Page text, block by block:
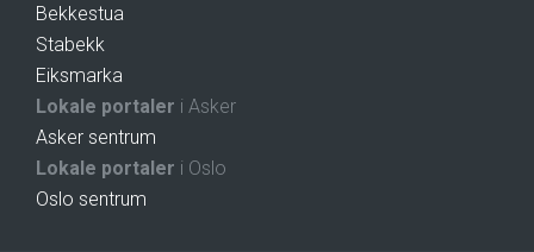
Bekkestua
Stabekk
Eiksmarka
Lokale portaler i Asker
Asker sentrum
Lokale portaler i Oslo
Oslo sentrum